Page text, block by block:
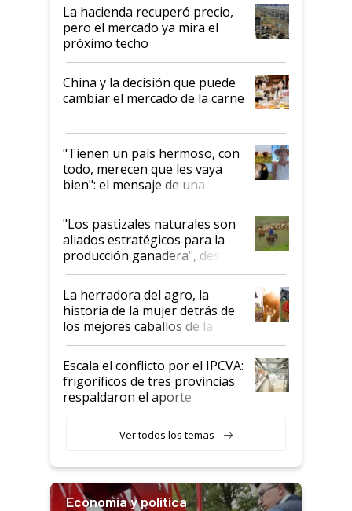
La hacienda recuperó precio,
pero el mercado ya mira el
próximo techo
China y la decisión que puede
cambiar el mercado de la carne
"Tienen un país hermoso, con
todo, merecen que les vaya
bien": el mensaje de una
ganadera uruguaya sobre las
oportunidades que se abren
para el agro en Argentina, con
foco en la carne
"Los pastizales naturales son
aliados estratégicos para la
producción ganadera", destaca
la iniciativa que ya reúne a 46
establecimientos en Argentina
La herradora del agro, la
historia de la mujer detrás de
los mejores caballos de la
Argentina y los mitos que
todavía hacen sufrir a estos
animales: "Mientras me
descalificaban, yo seguí
haciendo currículum"
Escala el conflicto por el IPCVA:
frigoríficos de tres provincias
respaldaron el aporte
Ver todos los temas
Economía y política